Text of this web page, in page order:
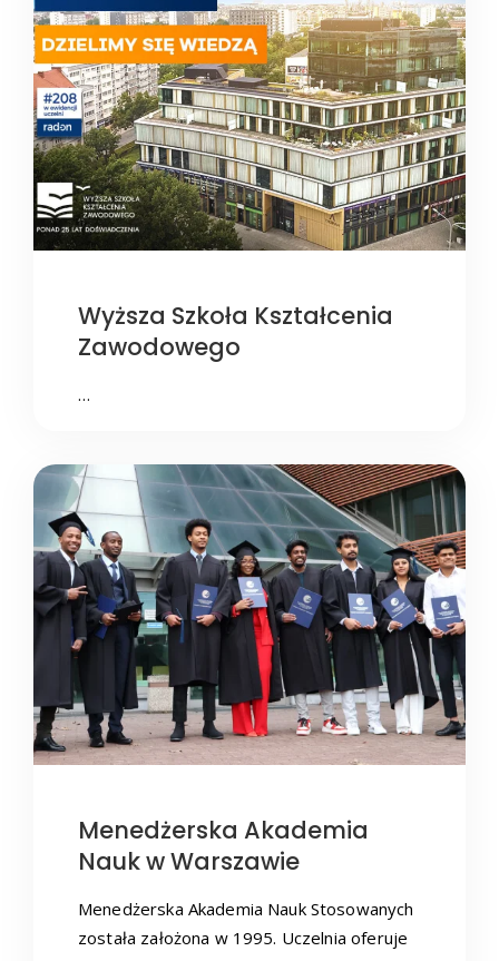
Wyższa Szkoła Kształcenia
Zawodowego
…
Menedżerska Akademia
Nauk w Warszawie
Menedżerska Akademia Nauk Stosowanych
została założona w 1995. Uczelnia oferuje